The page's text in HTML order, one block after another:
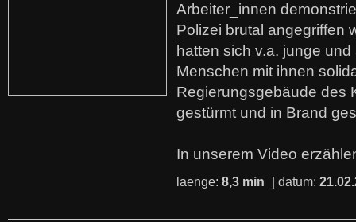
Arbeiter_innen
Polizei brutal angegriffen
hatten sich v.a. junge
Menschen mit ihnen
Regierungsgebäude des
gestürmt und in Brand
In unserem Video
laenge: 8,3 min | datum: